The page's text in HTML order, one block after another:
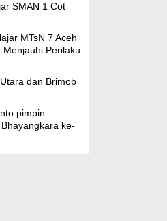
SMAN 1 Cot
MTsN 7 Aceh
Perilaku
dan Brimob
pimpin
ke-